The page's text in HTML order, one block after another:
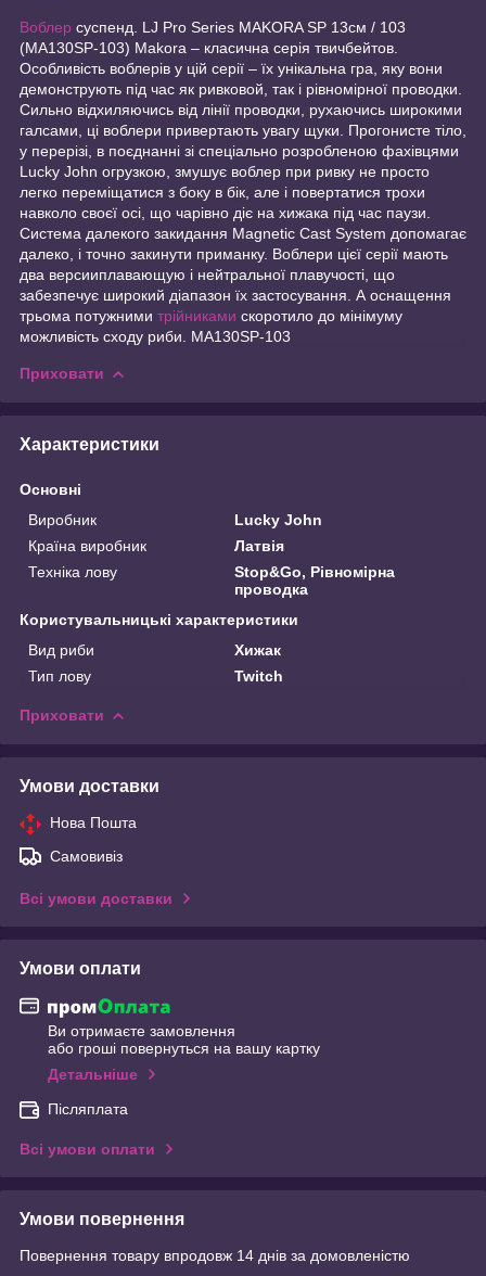
Воблер суспенд. LJ Pro Series MAKORA SP 13см / 103
(MA130SP-103) Makora – класична серія твичбейтов.
Особливість воблерів у цій серії – їх унікальна гра, яку вони
демонструють під час як ривковой, так і рівномірної проводки.
Сильно відхиляючись від лінії проводки, рухаючись широкими
галсами, ці воблери привертають увагу щуки. Прогонисте тіло,
у перерізі, в поєднанні зі спеціально розробленою фахівцями
Lucky John огрузкою, змушує воблер при ривку не просто
легко переміщатися з боку в бік, але і повертатися трохи
навколо своєї осі, що чарівно діє на хижака під час паузи.
Система далекого закидання Magnetic Cast System допомагає
далеко, і точно закинути приманку. Воблери цієї серії мають
два версииплавающую і нейтральної плавучості, що
забезпечує широкий діапазон їх застосування. А оснащення
трьома потужними трійниками скоротило до мінімуму
можливість сходу риби. MA130SP-103
Приховати
Характеристики
Основні
Виробник
Lucky John
Країна виробник
Латвія
Техніка лову
Stop&Go, Рівномірна
проводка
Користувальницькі характеристики
Вид риби
Хижак
Тип лову
Twitch
Приховати
Умови доставки
Нова Пошта
Самовивіз
Всі умови доставки
Умови оплати
Ви отримаєте замовлення
або гроші повернуться на вашу картку
Детальніше
Післяплата
Всі умови оплати
Умови повернення
Повернення товару впродовж 14 днів за домовленістю